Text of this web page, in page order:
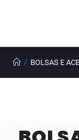
/ BOLSAS E